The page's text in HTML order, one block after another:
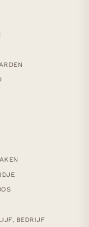
BEDRIJF